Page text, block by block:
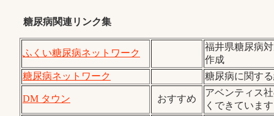
ふくい糖尿病ネットワーク
福井県糖尿病
作成
糖尿病ネットワーク
糖尿病に関す
DM タウン おすすめ
アベンティス
くできていま
糖尿病関連リンク集